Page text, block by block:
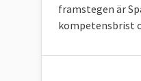
framstegen är
kompetensbrist